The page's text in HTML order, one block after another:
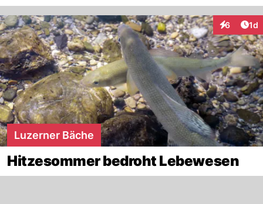
6 1d
Luzerner Bäche
Hitzesommer bedroht Lebewesen